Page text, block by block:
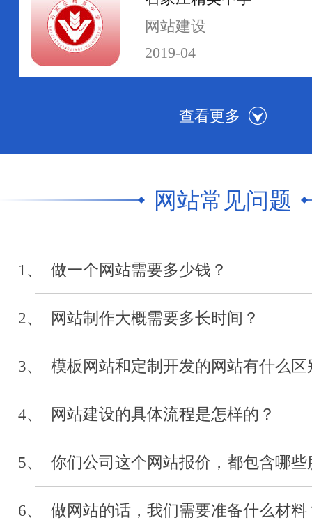
网站建设
2019-04
河北传媒学院
网站制作
2019-04
河北经贸大学
2019-04
河北省浙江省会
网站制作
网站常见问题
1、 做一个网站需要多少钱？
2、 网站制作大概需要多长时间？
3、 模板网站和定制开发的网站有什么区
4、 网站建设的具体流程是怎样的？
5、 你们公司这个网站报价，都包含哪些
6、 做网站的话，我们需要准备什么材料